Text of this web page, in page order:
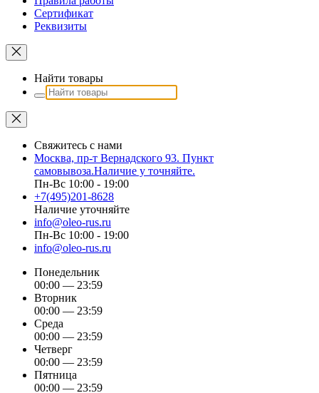
Сертификат
Реквизиты
Найти товары
Свяжитесь с нами
Москва, пр-т Вернадского 93. Пункт
самовывоза.Наличие у точняйте.
Пн-Вс 10:00 - 19:00
+7(495)201-8628
Наличие уточняйте
info@oleo-rus.ru
Пн-Вс 10:00 - 19:00
info@oleo-rus.ru
Понедельник
00:00 — 23:59
Вторник
00:00 — 23:59
Среда
00:00 — 23:59
Четверг
00:00 — 23:59
Пятница
00:00 — 23:59